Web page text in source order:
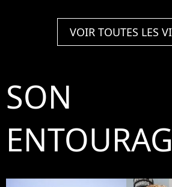
VOIR TOUTES LES
SON